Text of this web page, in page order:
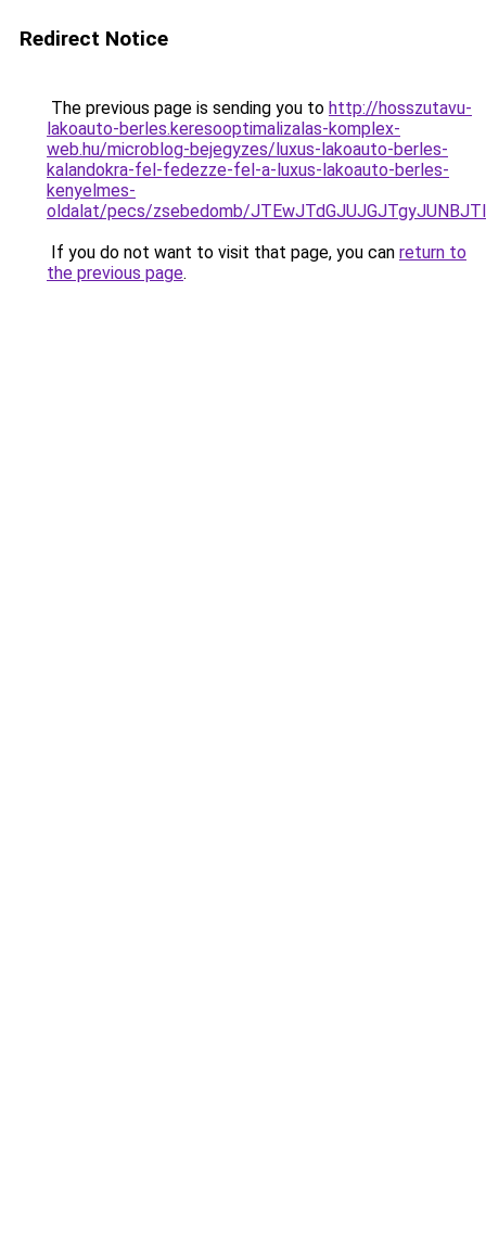
Redirect Notice
The previous page is sending you to http://hosszutavu-
lakoauto-berles.keresooptimalizalas-komplex-
web.hu/microblog-bejegyzes/luxus-lakoauto-berles-
kalandokra-fel-fedezze-fel-a-luxus-lakoauto-berles-
kenyelmes-
oldalat/pecs/zsebedomb/
If you do not want to visit that page, you can return to
the previous page.